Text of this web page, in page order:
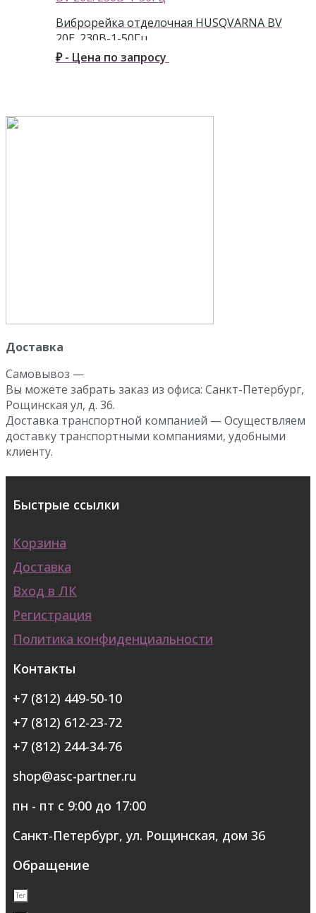
Виброрейка отделочная HUSQVARNA BV
20E. 230В-1-50Гц
₽ - Цена по запросу
Доставка
Самовывоз —
Вы можете забрать заказ из офиса: Санкт-Петербург,
Рощинская ул, д. 36.
Доставка транспортной компанией — Осуществляем
доставку транспортными компаниями, удобными
клиенту.
Быстрые ссылки
Корзина
Доставка
Вход в ЛК
Регистрация
Политика конфиденциальности
Контакты
+7 (812) 449-50-10
+7 (812) 612-23-72
+7 (812) 244-34-76
shop@asc-partner.ru
пн - пт с 9:00 до 17:00
Санкт-Петербург, ул. Рощинская, дом 36
Обращение